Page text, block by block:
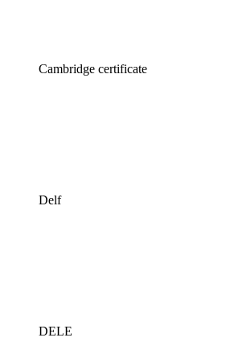
Cambridge certificate
Delf
DELE